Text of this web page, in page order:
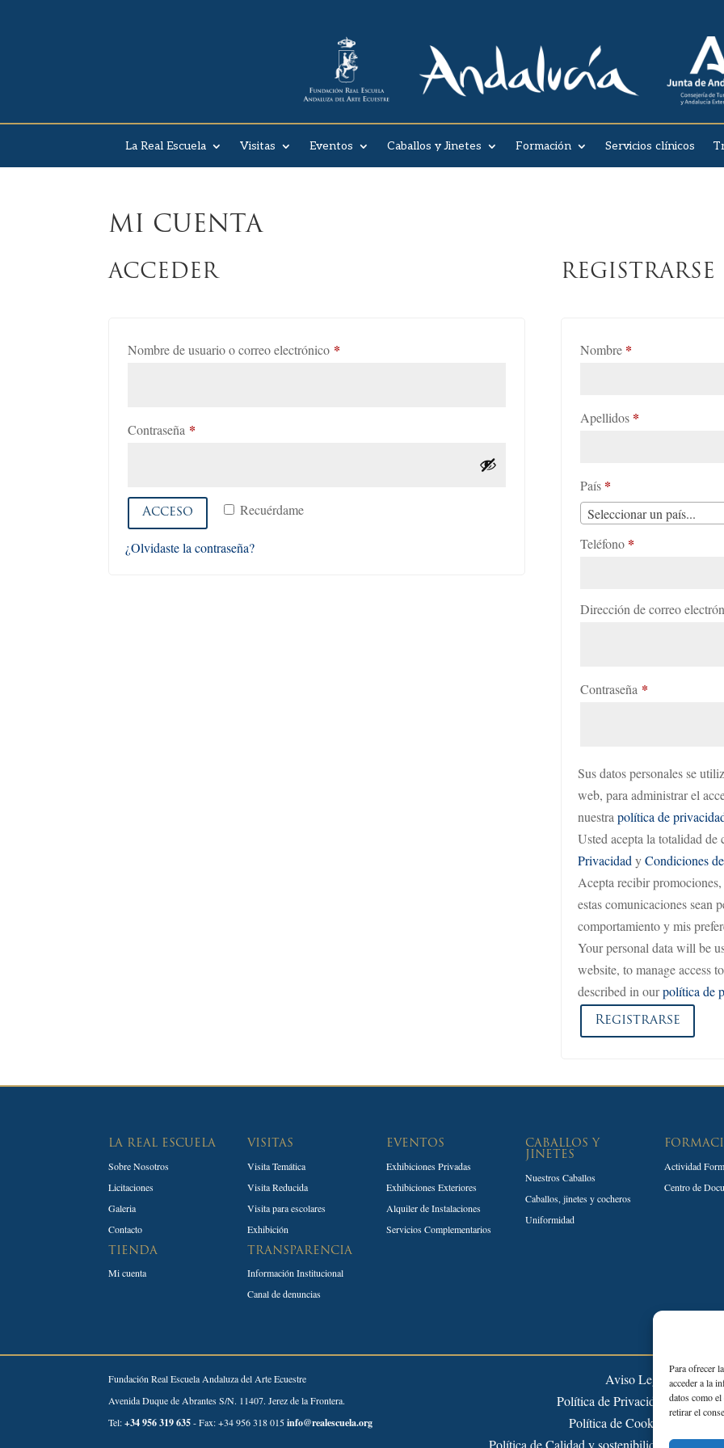
Para ofrecer
acceder a la
datos como
retirar el
La Real Escuela Visitas Eventos Caballos y Jinetes Formación Servicios clínicos
MI CUENTA
ACCEDER
Nombre de usuario o correo electrónico *
Contraseña *
Recuérdame
Acceso
¿Olvidaste la contraseña?
REGISTRARSE
Nombre *
Apellidos *
País *
Seleccionar un país...
Teléfono *
Dirección de correo
Contraseña *Obligatorio
Sus datos personales se
web, para administrar el
nuestra política de
Usted acepta la totalidad de
Privacidad yCondiciones
Acepta recibir
estas comunicaciones sean
comportamiento y mis
Your personal data will be
website, to manage access
described in ourpolítica de
Registrarse
LA REAL ESCUELA
Sobre Nosotros
Licitaciones
Galeria
Contacto
TIENDA
Mi cuenta
VISITAS
Visita Temática
Visita Reducida
Visita para escolares
Exhibición
TRANSPARENCIA
Información Institucional
Canal de denuncias
EVENTOS
Exhibiciones Privadas
Exhibiciones Exteriores
Alquiler de Instalaciones
Servicios Complementarios
CABALLOS Y
JINETES
Nuestros Caballos
Caballos, jinetes y cocheros
Uniformidad
Actividad
Centro de
Fundación Real Escuela Andaluza del Arte Ecuestre
Avenida Duque de Abrantes S/N. 11407. Jerez de la Frontera.
Tel:+34 956 319 635- Fax: +34 956 318 015info@realescuela.org
Aviso Legal
Política de Privacidad
Política de Cookies
Política de Calidad y sostenibilidad